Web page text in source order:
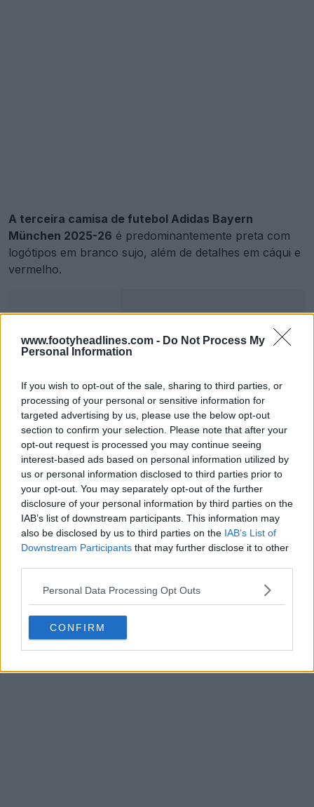
www.footyheadlines.com - Do Not Process My
Personal Information
If you wish to opt-out of the sale, sharing to third parties, or
processing of your personal or sensitive information for
targeted advertising by us, please use the below opt-out
section to confirm your selection. Please note that after your
opt-out request is processed you may continue seeing
interest-based ads based on personal information utilized by
us or personal information disclosed to third parties prior to
your opt-out. You may separately opt-out of the further
disclosure of your personal information by third parties on the
IAB’s list of downstream participants. This information may
also be disclosed by us to third parties on the IAB’s List of
Downstream Participants that may further disclose it to other
Personal Data Processing Opt Outs
CONFIRM
A terceira camisa de futebol Adidas Bayern
München 2025-26 é predominantemente preta com
logótipos em branco sujo, além de detalhes em cáqui e
vermelho.
Terceira camisa do Bayern München 25-26 lançada - homenagem à Marienplatz
Terceira camisa de guarda-redes do Bayern
München 24-25 vs 25-26